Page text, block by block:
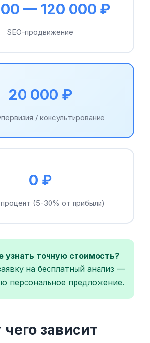
— 120 000 ₽
SEO-продвижение
20 000 ₽
/ консультирование
0 ₽
процент (5-30% от прибыли)
узнать точную стоимость?
на бесплатный анализ —
персональное предложение.
чего зависит